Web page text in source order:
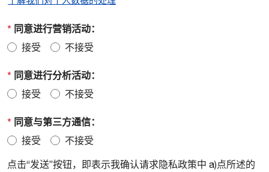
* 同意进行营销活动：
接受 不接受
* 同意进行分析活动：
接受 不接受
* 同意与第三方通信：
接受 不接受
点击“发送”按钮，即表示我确认请求隐私政策中 a)点所述的